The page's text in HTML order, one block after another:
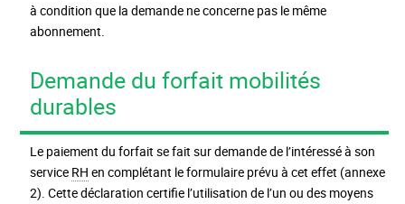
à condition que la demande ne concerne pas le même
abonnement.
Demande du forfait mobilités
durables
Le paiement du forfait se fait sur demande de l’intéressé à son
service RH en complétant le formulaire prévu à cet effet (annexe
2). Cette déclaration certifie l’utilisation de l’un ou des moyens